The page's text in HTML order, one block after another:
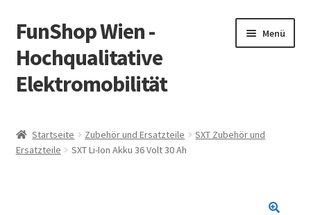
Zur
Navigation
springen
Zum
Inhalt
springen
FunShop Wien -
Hochqualitative
Elektromobilität
Menü
Informationen zur Rechtslage in Österreich
öffnen
Startseite Zubehör und Ersatzteile
SXT Zubehör und
Ersatzteile
SXT Li-Ion Akku 36 Volt 30 Ah